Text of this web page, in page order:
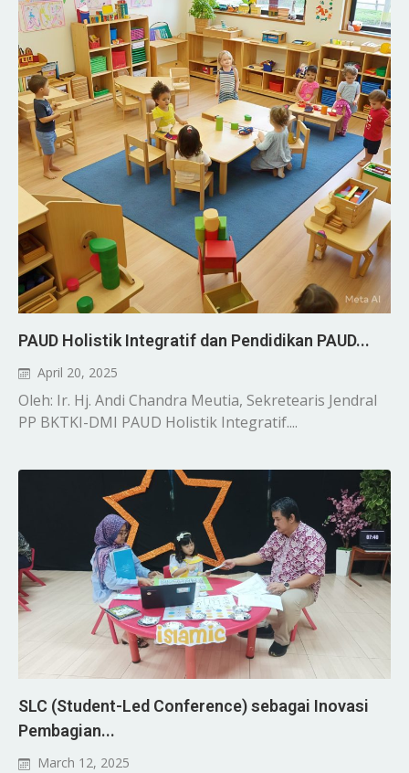
PAUD Holistik Integratif dan Pendidikan PAUD...
April 20, 2025
Oleh: Ir. Hj. Andi Chandra Meutia, Sekretearis Jendral
PP BKTKI-DMI PAUD Holistik Integratif....
SLC (Student-Led Conference) sebagai Inovasi
Pembagian...
March 12, 2025